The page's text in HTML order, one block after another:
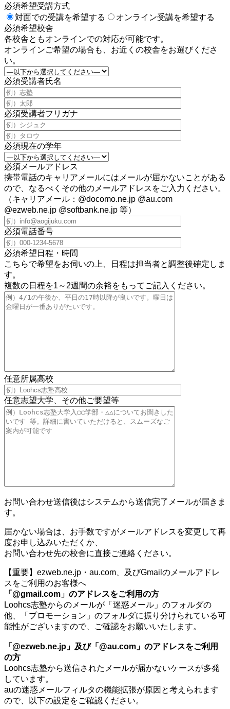
必須希望受講方式
対面での受講を希望する
オンライン受講を希望する
必須希望校舎
各校舎ともオンラインでの対応が可能です。
オンラインご希望の場合も、お近くの校舎をお選びくださ
い。
必須受講者氏名
必須受講者フリガナ
必須現在の学年
必須 メールアドレス
携帯電話のキャリアメールにはメールが届かないことがある
ので、なるべくその他のメールアドレスをご入力ください。
（キャリアメール：@docomo.ne.jp @au.com
@ezweb.ne.jp @softbank.ne.jp 等）
必須電話番号
必須希望日程・時間
こちらで希望をお伺いの上、日程は担当者と調整後確定しま
す。
複数の日程を1～2週間の余裕をもってご記入ください。
任意所属高校
任意志望大学、その他ご要望等
お問い合わせ送信後はシステムから送信完了メールが届きま
す。
届かない場合は、お手数ですがメールアドレスを変更して再
度お申し込みいただくか、
お問い合わせ先の校舎に直接ご連絡ください。
【重要】ezweb.ne.jp・au.com、及びGmailのメールアドレ
スをご利用のお客様へ
「@gmail.com」のアドレスをご利用の方
Loohcs志塾からのメールが「迷惑メール」のフォルダの
他、「プロモーション」のフォルダに振り分けられている可
能性がございますので、ご確認をお願いいたします。
「@ezweb.ne.jp」及び「@au.com」のアドレスをご利用
の方
Loohcs志塾から送信されたメールが届かないケースが多発
しています。
auの迷惑メールフィルタの機能拡張が原因と考えられます
ので、以下の設定をご確認ください。